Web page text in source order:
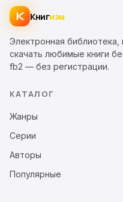
Книгизм
Электронная
скачать любимые книги
fb2 — без регистрации.
КАТАЛОГ
Жанры
Серии
Авторы
Популярные